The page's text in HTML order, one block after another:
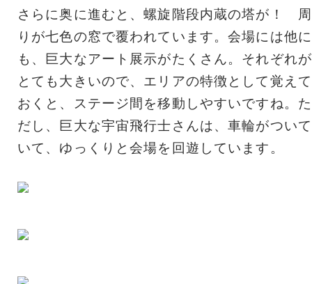
さらに奥に進むと、螺旋階段内蔵の塔が！ 周
りが七色の窓で覆われています。会場には他に
も、巨大なアート展示がたくさん。それぞれが
とても大きいので、エリアの特徴として覚えて
おくと、ステージ間を移動しやすいですね。た
だし、巨大な宇宙飛行士さんは、車輪がついて
いて、ゆっくりと会場を回遊しています。